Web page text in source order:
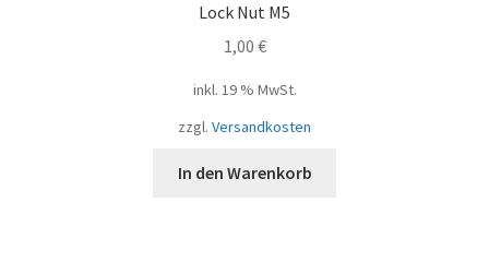
Lock Nut M5
1,00 €
inkl. 19 % MwSt.
zzgl. Versandkosten
In den Warenkorb